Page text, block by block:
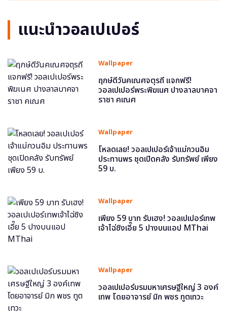
แนะนำวอลเปเปอร์
Wallpaper
ฤกษ์ดีวันคเณศจตุรถี แจกฟรี!
วอลเปเปอร์พระพิฆเนศ ปางลาลบาคจา
ราชา คเณศ
Wallpaper
โหลดเลย! วอลเปเปอร์เจ้าแม่กวนอิม
ประทานพร ชุดเปิดคลัง รับทรัพย์ เพียง
59 บ.
Wallpaper
เพียง 59 บาท รับเฮง! วอลเปเปอร์เทพ
เจ้าไฉ่ซิงเอี๊ย 5 ปางบนแอป MThai
Wallpaper
วอลเปเปอร์บรมมหาเศรษฐีใหญ่ 3 องค์
เทพ โดยอาจารย์ มิก พชร ทูตเทวะ